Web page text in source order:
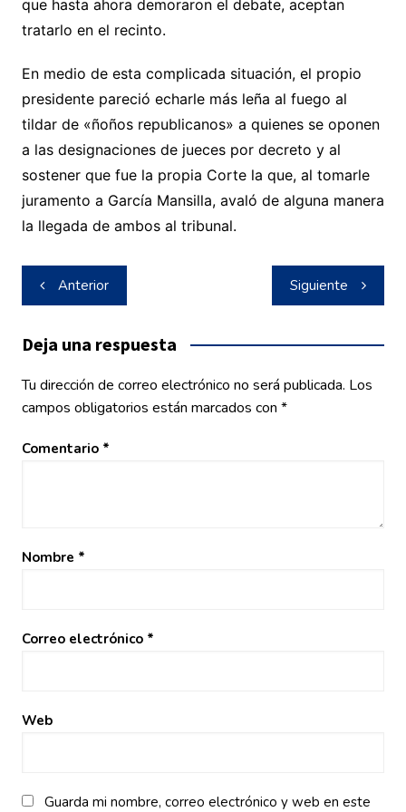
que hasta ahora demoraron el debate, aceptan
tratarlo en el recinto.
En medio de esta complicada situación, el propio
presidente pareció echarle más leña al fuego al
tildar de «ñoños republicanos» a quienes se oponen
a las designaciones de jueces por decreto y al
sostener que fue la propia Corte la que, al tomarle
juramento a García Mansilla, avaló de alguna manera
la llegada de ambos al tribunal.
Navegación
de
entradas
Anterior Siguiente
Deja una respuesta
Tu dirección de correo electrónico no será publicada. Los
campos obligatorios están marcados con *
Comentario *
Nombre *
Correo electrónico *
Web
Guarda mi nombre, correo electrónico y web en este